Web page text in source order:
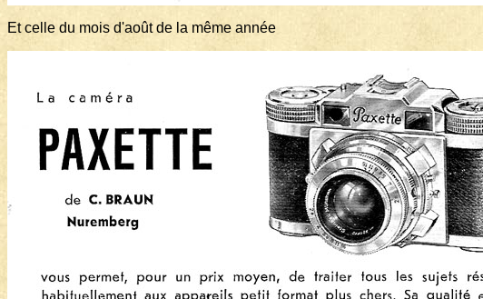
Et celle du mois d'août de la même année